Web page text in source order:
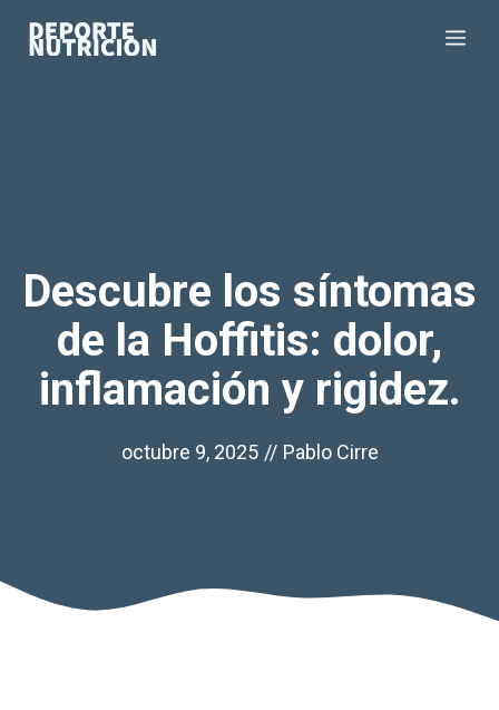
Descubre los síntomas
de la Hoffitis: dolor,
inflamación y rigidez.
octubre 9, 2025 // Pablo Cirre